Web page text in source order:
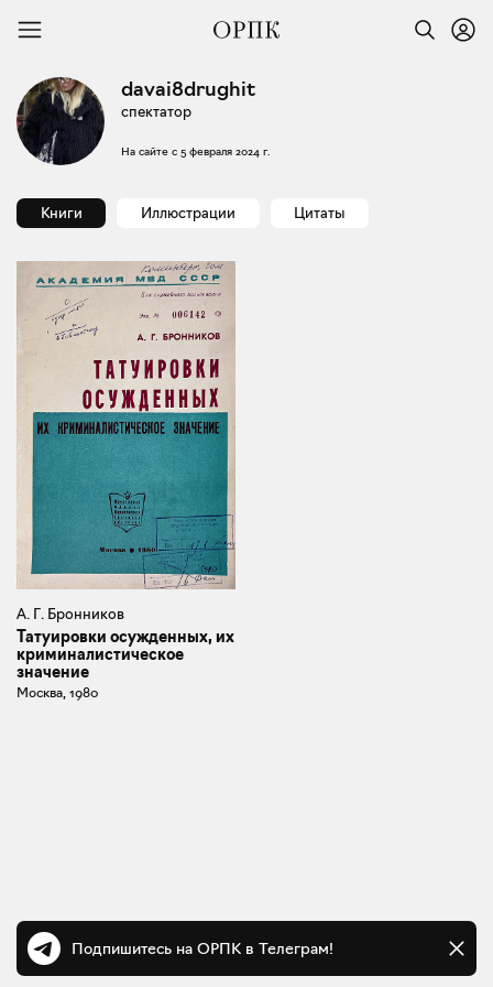
davai8drughit
спектатор
На сайте с 5 февраля 2024 г.
Книги Иллюстрации Цитаты
А. Г. Бронников
Татуировки осужденных, их
криминалистическое
значение
Москва, 1980
Подпишитесь на ОРПК в Телеграм!